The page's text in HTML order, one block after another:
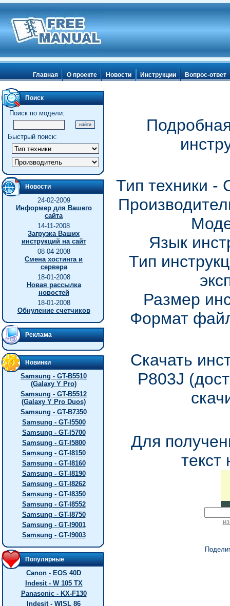
Главная О проекте Новости Инструкции Вопрос-ответ
Поиск
Поиск по модели:
Быстрый поиск:
Новости
24-02-2009
Информер для Вашего
сайта
14-11-2008
Загрузка Ваших
инструкций на сайт
08-04-2008
Смена хостинга и
сервера
18-01-2008
Новая рассылка
новостей
18-01-2008
Обнуление счетчиков
Реклама
Новинки
Samsung - GT-B5510
(Galaxy Y Pro)
Samsung - GT-B5512
(Galaxy Y Pro Duos)
Samsung - GT-B7350
Samsung - GT-I5500
Samsung - GT-I5700
Samsung - GT-I5800
Samsung - GT-I8150
Samsung - GT-I8160
Samsung - GT-I8190
Samsung - GT-I8262
Samsung - GT-I8350
Samsung - GT-I8552
Samsung - GT-I8750
Samsung - GT-I9001
Samsung - GT-I9003
Популярные
Canon - EOS 40D
Indesit - W 105 TX
Panasonic - KX-F130
Indesit - WISL 86
Тип техники
Язык
Тип
Размер
Формат
Скачать
P803J
Для
текст